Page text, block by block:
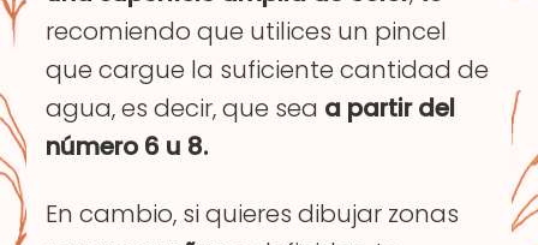
recomiendo que utilices un pincel
que cargue la suficiente cantidad de
agua, es decir, que sea a partir del
número 6 u 8.
En cambio, si quieres dibujar zonas